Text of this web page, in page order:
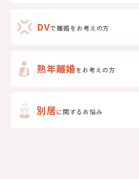
DVで離婚をお考えの方
熟年離婚をお考えの方
別居に関するお悩み